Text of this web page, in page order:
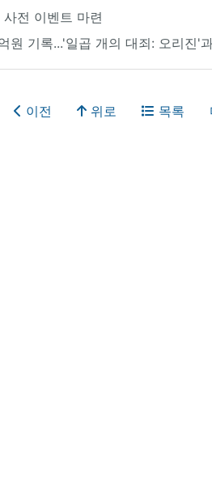
전 이벤트 마련
원 기록...'일곱 개의 대죄: 오리진'
이전 위로 목록